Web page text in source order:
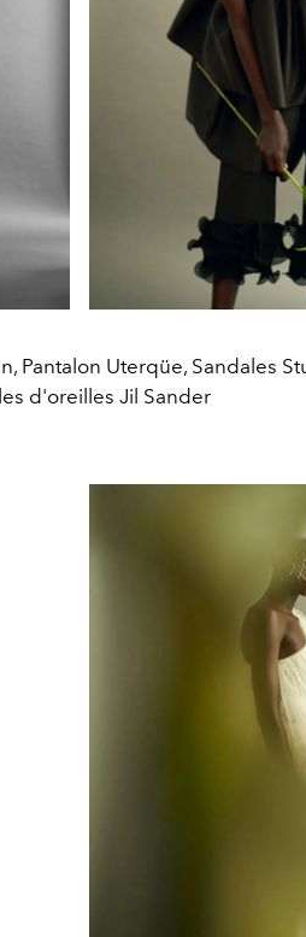
Pantalon Uterqüe, Sandales
d'oreilles Jil Sander